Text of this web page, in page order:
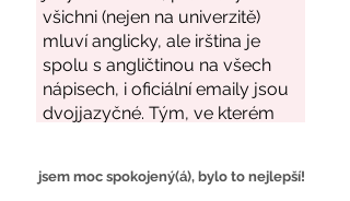
jsem moc spokojený(á), bylo to nejlepší!